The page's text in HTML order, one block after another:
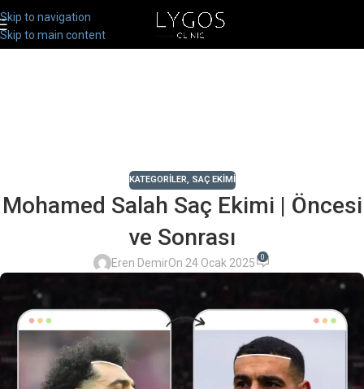
Skip to navigation
Skip to main content
KATEGORILER, SAÇ EKIMI
Mohamed Salah Saç Ekimi | Öncesi
ve Sonrası
Eren DemirOn 24 Ocak 2025 0